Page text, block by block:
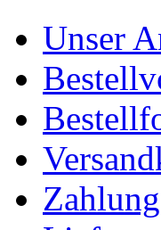
Unser